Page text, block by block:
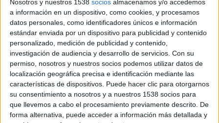
Nosotros y nuestros 1538 socios almacenamos y/o accedemos
a información en un dispositivo, como cookies, y procesamos
datos personales, como identificadores únicos e información
estándar enviada por un dispositivo para publicidad y contenido
personalizado, medición de publicidad y contenido,
investigación de audiencia y desarrollo de servicios. Con su
permiso, nosotros y nuestros socios podemos utilizar datos de
localización geográfica precisa e identificación mediante las
características de dispositivos. Puede hacer clic para otorgarnos
su consentimiento a nosotros y a nuestros 1538 socios para
que llevemos a cabo el procesamiento previamente descrito. De
forma alternativa, puede acceder a información más detallada y
Jo t’escolto quan estic deprimit
(Riu)Bieeen!!
No sé si aquesta intensitat és perquè realment
has viscut coses que t’han portat fins a quest
punt o hi has afegit de la teva part per
enfonsar-te encara més i poder-ho escriure?
Emmm… no ho sé. Sempre he viscut les coses de